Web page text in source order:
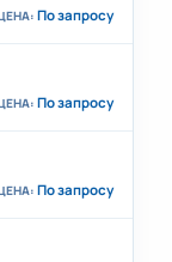
По запросу
По запросу
По запросу